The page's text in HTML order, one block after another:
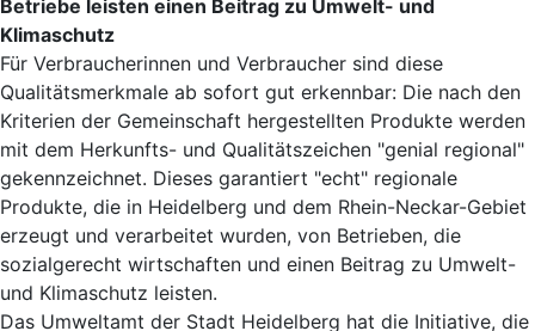
Betriebe leisten einen Beitrag zu Umwelt- und
Klimaschutz
Für Verbraucherinnen und Verbraucher sind diese
Qualitätsmerkmale ab sofort gut erkennbar: Die nach den
Kriterien der Gemeinschaft hergestellten Produkte werden
mit dem Herkunfts- und Qualitätszeichen "genial regional"
gekennzeichnet. Dieses garantiert "echt" regionale
Produkte, die in Heidelberg und dem Rhein-Neckar-Gebiet
erzeugt und verarbeitet wurden, von Betrieben, die
sozialgerecht wirtschaften und einen Beitrag zu Umwelt-
und Klimaschutz leisten.
Das Umweltamt der Stadt Heidelberg hat die Initiative, die